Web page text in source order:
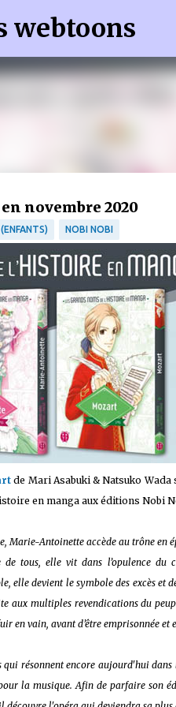
Accéder au contenu
webtoons
remplissant les conditions requises
novembre 2020
NOBI NOBI
de Mari Asabuki & Natsuko
en manga aux éditions Nobi
Marie-Antoinette accède au trône en
tous, elle vit dans l’opulence du
elle devient le symbole des excès
aux multiples revendications du
vain, avant d’être emprisonnée et
résonnent encore aujourd'hui dans
la musique. Afin de parfaire son